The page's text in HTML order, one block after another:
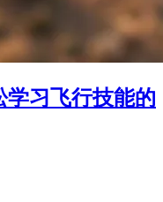
学习飞行技能的